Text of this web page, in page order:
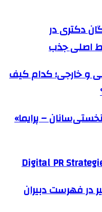
دکتری در
و خارجی؛ کدام کیف
– پرایما»
در فهرست دبیران